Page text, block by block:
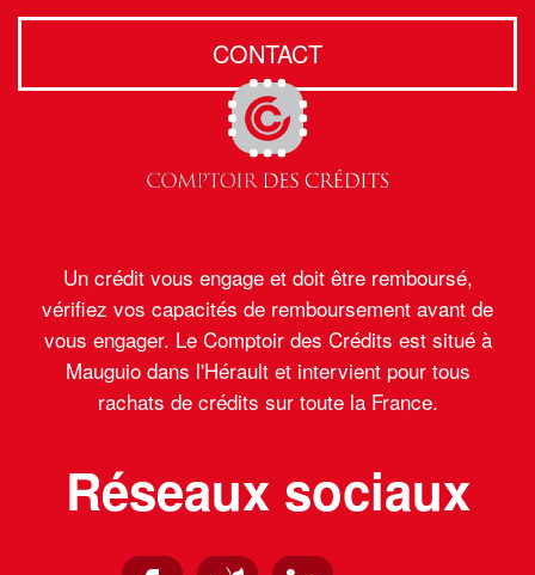
CONTACT
Un crédit vous engage et doit être remboursé,
vérifiez vos capacités de remboursement avant de
vous engager. Le Comptoir des Crédits est situé à
Mauguio dans l'Hérault et intervient pour tous
rachats de crédits sur toute la France.
Réseaux sociaux